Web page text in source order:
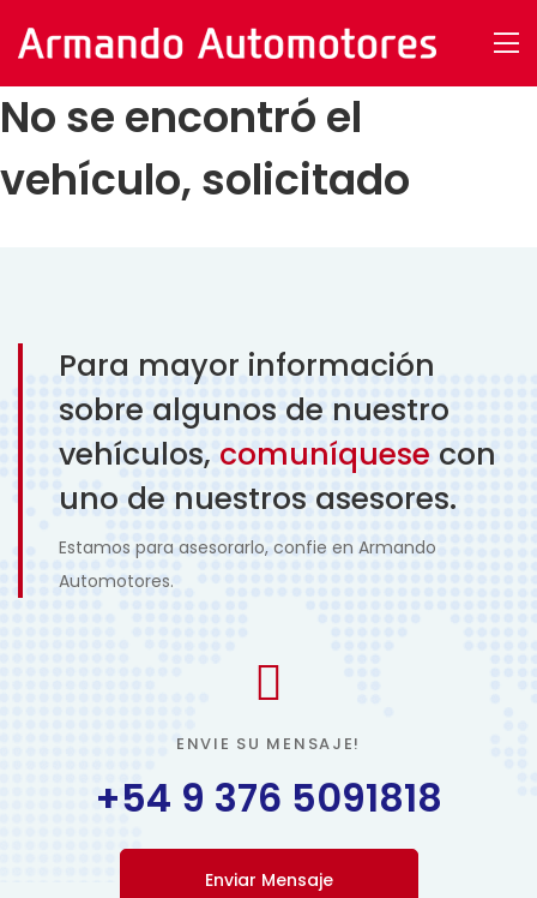
No se encontró el
vehículo, solicitado
Para mayor información
sobre algunos de nuestro
vehículos, comuníquese con
uno de nuestros asesores.
Estamos para asesorarlo, confie en Armando
Automotores.
ENVIE SU MENSAJE!
+54 9 376 5091818
Enviar Mensaje